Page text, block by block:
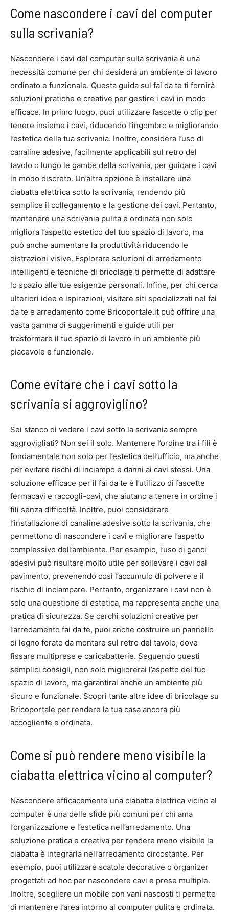
Come nascondere i cavi del computer
sulla scrivania?
Nascondere i cavi del computer sulla scrivania è una
necessità comune per chi desidera un ambiente di lavoro
ordinato e funzionale. Questa guida sul fai da te ti fornirà
soluzioni pratiche e creative per gestire i cavi in modo
efficace. In primo luogo, puoi utilizzare fascette o clip per
tenere insieme i cavi, riducendo l’ingombro e migliorando
l’estetica della tua scrivania. Inoltre, considera l’uso di
canaline adesive, facilmente applicabili sul retro del
tavolo o lungo le gambe della scrivania, per guidare i cavi
in modo discreto. Un’altra opzione è installare una
ciabatta elettrica sotto la scrivania, rendendo più
semplice il collegamento e la gestione dei cavi. Pertanto,
mantenere una scrivania pulita e ordinata non solo
migliora l’aspetto estetico del tuo spazio di lavoro, ma
può anche aumentare la produttività riducendo le
distrazioni visive. Esplorare soluzioni di arredamento
intelligenti e tecniche di bricolage ti permette di adattare
lo spazio alle tue esigenze personali. Infine, per chi cerca
ulteriori idee e ispirazioni, visitare siti specializzati nel fai
da te e arredamento come Bricoportale.it può offrire una
vasta gamma di suggerimenti e guide utili per
trasformare il tuo spazio di lavoro in un ambiente più
piacevole e funzionale.
Come evitare che i cavi sotto la
scrivania si aggroviglino?
Sei stanco di vedere i cavi sotto la scrivania sempre
aggrovigliati? Non sei il solo. Mantenere l’ordine tra i fili è
fondamentale non solo per l’estetica dell’ufficio, ma anche
per evitare rischi di inciampo e danni ai cavi stessi. Una
soluzione efficace per il fai da te è l’utilizzo di fascette
fermacavi e raccogli-cavi, che aiutano a tenere in ordine i
fili senza difficoltà. Inoltre, puoi considerare
l’installazione di canaline adesive sotto la scrivania, che
permettono di nascondere i cavi e migliorare l’aspetto
complessivo dell’ambiente. Per esempio, l’uso di ganci
adesivi può risultare molto utile per sollevare i cavi dal
pavimento, prevenendo così l’accumulo di polvere e il
rischio di inciampare. Pertanto, organizzare i cavi non è
solo una questione di estetica, ma rappresenta anche una
pratica di sicurezza. Se cerchi soluzioni creative per
l’arredamento fai da te, puoi anche costruire un pannello
di legno forato da montare sul retro del tavolo, dove
fissare multiprese e caricabatterie. Seguendo questi
semplici consigli, non solo migliorerai l’aspetto del tuo
spazio di lavoro, ma garantirai anche un ambiente più
sicuro e funzionale. Scopri tante altre idee di bricolage su
Bricoportale per rendere la tua casa ancora più
accogliente e ordinata.
Come si può rendere meno visibile la
ciabatta elettrica vicino al computer?
Nascondere efficacemente una ciabatta elettrica vicino al
computer è una delle sfide più comuni per chi ama
l’organizzazione e l’estetica nell’arredamento. Una
soluzione pratica e creativa per rendere meno visibile la
ciabatta è integrarla nell’arredamento circostante. Per
esempio, puoi utilizzare scatole decorative o organizer
progettati ad hoc per nascondere cavi e prese multiple.
Inoltre, scegliere un mobile con vani nascosti ti permette
di mantenere l’area intorno al computer pulita e ordinata.